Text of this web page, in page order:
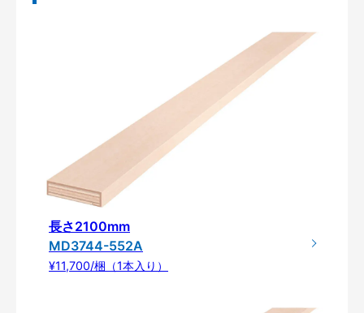
長さ2100mm
MD3744-552A
¥11,700/梱（1本入り）